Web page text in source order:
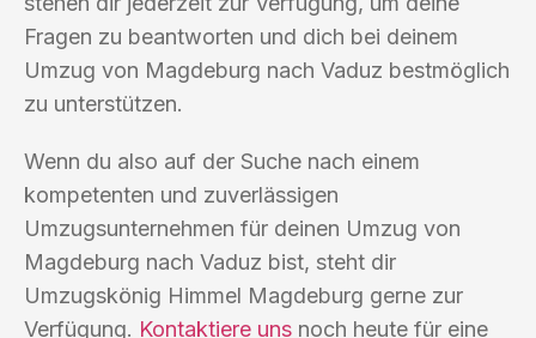
Fragen zu beantworten und dich bei deinem
Umzug von Magdeburg nach Vaduz bestmöglich
zu unterstützen.
Wenn du also auf der Suche nach einem
kompetenten und zuverlässigen
Umzugsunternehmen für deinen Umzug von
Magdeburg nach Vaduz bist, steht dir
Umzugskönig Himmel Magdeburg gerne zur
Verfügung. Kontaktiere uns noch heute für eine